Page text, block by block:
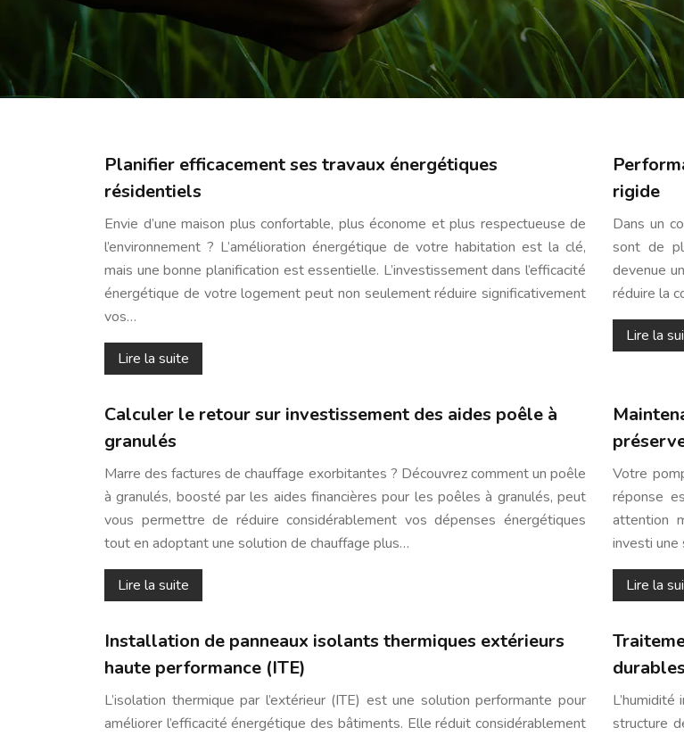
Planifier efficacement ses travaux énergétiques
résidentiels
Envie d’une maison plus confortable, plus économe et plus respectueuse de
l’environnement ? L’amélioration énergétique de votre habitation est la clé,
mais une bonne planification est essentielle. L’investissement dans l’efficacité
énergétique de votre logement peut non seulement réduire significativement
vos…
Lire la suite
rigide
Dans un
sont de
devenue
réduire la
Lire la
Calculer le retour sur investissement des aides poêle à
granulés
Marre des factures de chauffage exorbitantes ? Découvrez comment un poêle
à granulés, boosté par les aides financières pour les poêles à granulés, peut
vous permettre de réduire considérablement vos dépenses énergétiques
tout en adoptant une solution de chauffage plus…
Lire la suite
Votre
réponse
attention
investi
Lire la
Installation de panneaux isolants thermiques extérieurs
haute performance (ITE)
L’isolation thermique par l’extérieur (ITE) est une solution performante pour
améliorer l’efficacité énergétique des bâtiments. Elle réduit considérablement
structure